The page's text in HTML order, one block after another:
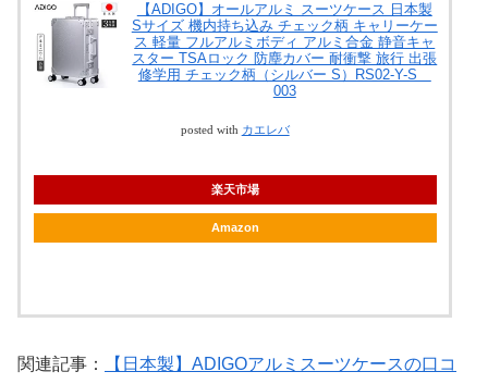
【ADIGO】オールアルミ スーツケース 日本製
Sサイズ 機内持ち込み チェック柄 キャリーケー
ス 軽量 フルアルミボディ アルミ合金 静音キャ
スター TSAロック 防塵カバー 耐衝撃 旅行 出張
修学用 チェック柄（シルバー S）RS02-Y-S
003
posted with カエレバ
楽天市場
Amazon
関連記事：
【日本製】ADIGOアルミスーツケースの口コ